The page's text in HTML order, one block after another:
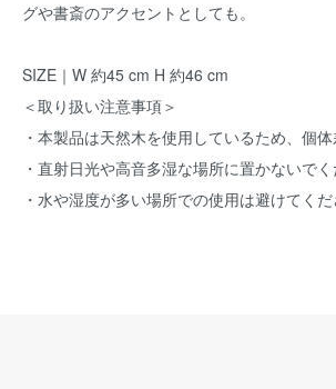
グや書斎のアクセントとしても。
SIZE｜W 約45 cm H 約46 cm
＜取り扱い注意事項＞
・本製品は天然木を使用しているため、個体
・直射日光や高音多湿な場所に置かないでく
・水や湿度が多い場所での使用は避けてくだ